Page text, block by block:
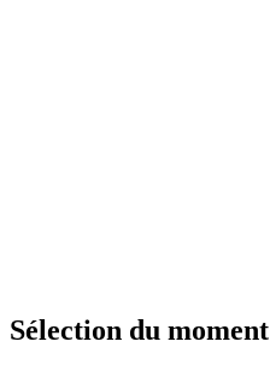
Sélection du moment